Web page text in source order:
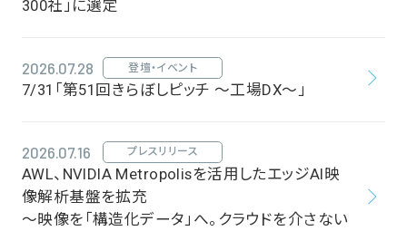
300社」に選定
2026.07.28 登壇・イベント
7/31「第51回きらぼしピッチ ～工場DX～」
2026.07.16 プレスリリース
AWL、NVIDIA Metropolisを活用したエッジAI映
像解析基盤を拡充
～映像を「構造化データ」へ。クラウドを介さない